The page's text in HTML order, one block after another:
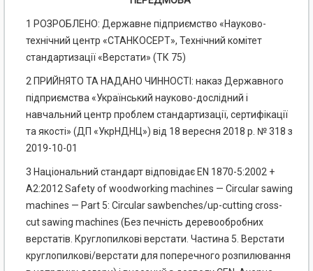
1 РОЗРОБЛЕНО: Державне підприємство «Науково-
технічний центр «СТАНКОСЕРТ», Технічний комітет
стандартизації «Верстати» (ТК 75)
2 ПРИЙНЯТО ТА НАДАНО ЧИННОСТІ: наказ Державного
підприємства «Український науково-дослідний і
навчальний центр проблем стандартизації, сертифікації
та якості» (ДП «УкрНДНЦ») від 18 вересня 2018 р. № 318 з
2019-10-01
3 Національний стандарт відповідає EN 1870-5:2002 +
А2:2012 Safety of woodworking machines — Circular sawing
machines — Part 5: Circular sawbenches/up-cutting cross-
cut sawing machines (Без печність деревообробних
верстатів. Круглопилкові верстати. Частина 5. Верстати
круглопилкові/верстати для поперечного розпилювання